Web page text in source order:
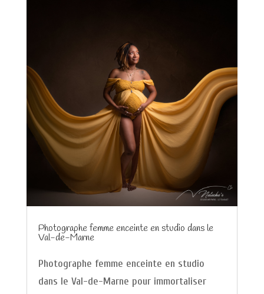
Photographe femme enceinte en studio dans le
Val-de-Marne
Photographe femme enceinte en studio
dans le Val-de-Marne pour immortaliser